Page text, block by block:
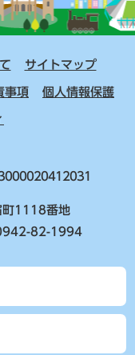
サイトマップ
事項 個人情報保護
町1118番地
82-1994